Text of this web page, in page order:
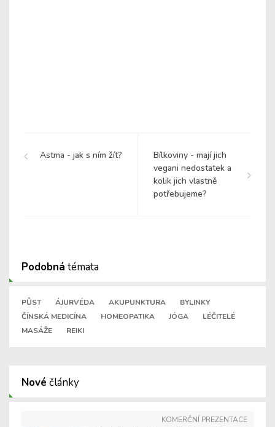
Astma - jak s ním žít?
Bílkoviny - mají jich
vegani nedostatek a
kolik jich vlastně
potřebujeme?
Podobná témata
PŮST ÁJURVÉDA AKUPUNKTURA
BYLINKY
ČÍNSKÁ MEDICÍNA
HOMEOPATIKA JÓGA
LÉČITELÉ
MASÁŽE
REIKI
Nové články
KOMERČNÍ PREZENTACE